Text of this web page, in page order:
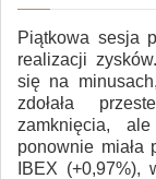
Piątkowa sesja
realizacji
się na
zdołała
zamknięcia,
ponownie miała
IBEX (+0,97%),